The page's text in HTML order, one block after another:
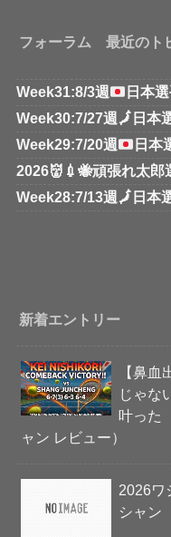
フォーラム 最近のト
Week31:8/3週 日本
Week30:7/27週 🗾 日本
Week29:7/20週
日本
2026👹💉🐝頑張れ太郎
Week28:7/13週 🗾 日本
新着エントリー
【鼻
じゃな
叶った
ャン レビュー）
2026
シャン